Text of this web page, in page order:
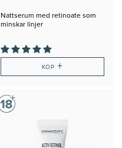
Nattserum med retinoate som
minskar linjer
KÖP +